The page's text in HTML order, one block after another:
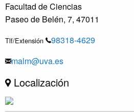
Facultad de Ciencias
Paseo de Belén, 7, 47011
Tlf/Extensión
98318-4629
malm@uva.es
Localización